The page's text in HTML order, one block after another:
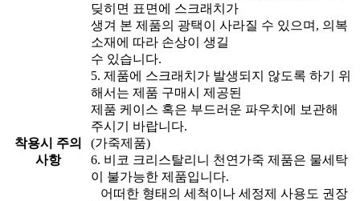
착용시 주의
사항
딪히면 표면에 스크래치가
생겨 본 제품의 광택이 사라질 수 있으며, 의복
소재에 따라 손상이 생길
수 있습니다.
5. 제품에 스크래치가 발생되지 않도록 하기 위
해서는 제품 구매시 제공된
제품 케이스 혹은 부드러운 파우치에 보관해
주시기 바랍니다.
(가죽제품)
6. 비코 크리스탈리니 천연가죽 제품은 물세탁
이 불가능한 제품입니다.
어떠한 형태의 세척이나 세정제 사용도 권장